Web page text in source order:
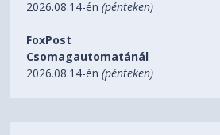
2026.08.14-én(pénteken)
FoxPost
Csomagautomatánál
2026.08.14-én(pénteken)